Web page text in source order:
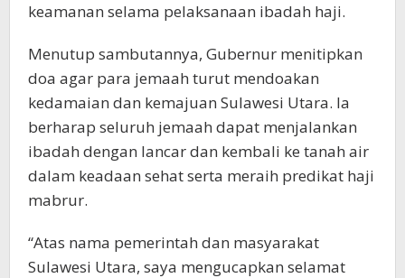
keamanan selama pelaksanaan ibadah haji.
Menutup sambutannya, Gubernur menitipkan
doa agar para jemaah turut mendoakan
kedamaian dan kemajuan Sulawesi Utara. Ia
berharap seluruh jemaah dapat menjalankan
ibadah dengan lancar dan kembali ke tanah air
dalam keadaan sehat serta meraih predikat haji
mabrur.
“Atas nama pemerintah dan masyarakat
Sulawesi Utara, saya mengucapkan selamat